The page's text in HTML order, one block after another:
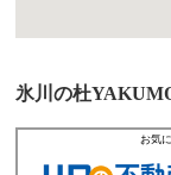
氷川の杜